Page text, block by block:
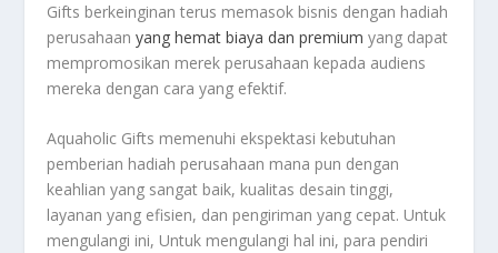
Gifts berkeinginan terus memasok bisnis dengan hadiah
perusahaanyang hemat biaya dan premiumyang dapat
mempromosikan merek perusahaan kepada audiens
mereka dengan cara yang efektif.
Aquaholic Gifts memenuhi ekspektasi kebutuhan
pemberian hadiah perusahaan mana pun dengan
keahlian yang sangat baik, kualitas desain tinggi,
layanan yang efisien, dan pengiriman yang cepat. Untuk
mengulangi ini, Untuk mengulangi hal ini, para pendiri